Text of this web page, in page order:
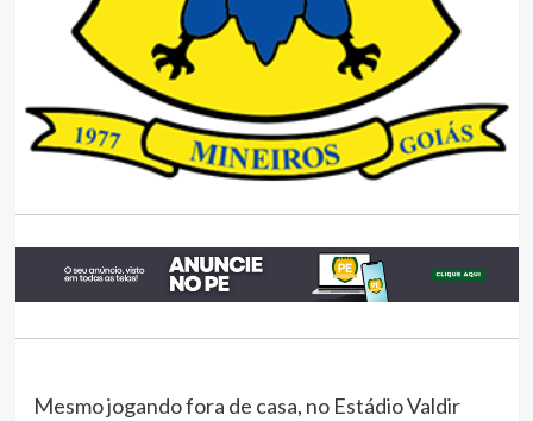
Mesmo jogando fora de casa, no Estádio Valdir